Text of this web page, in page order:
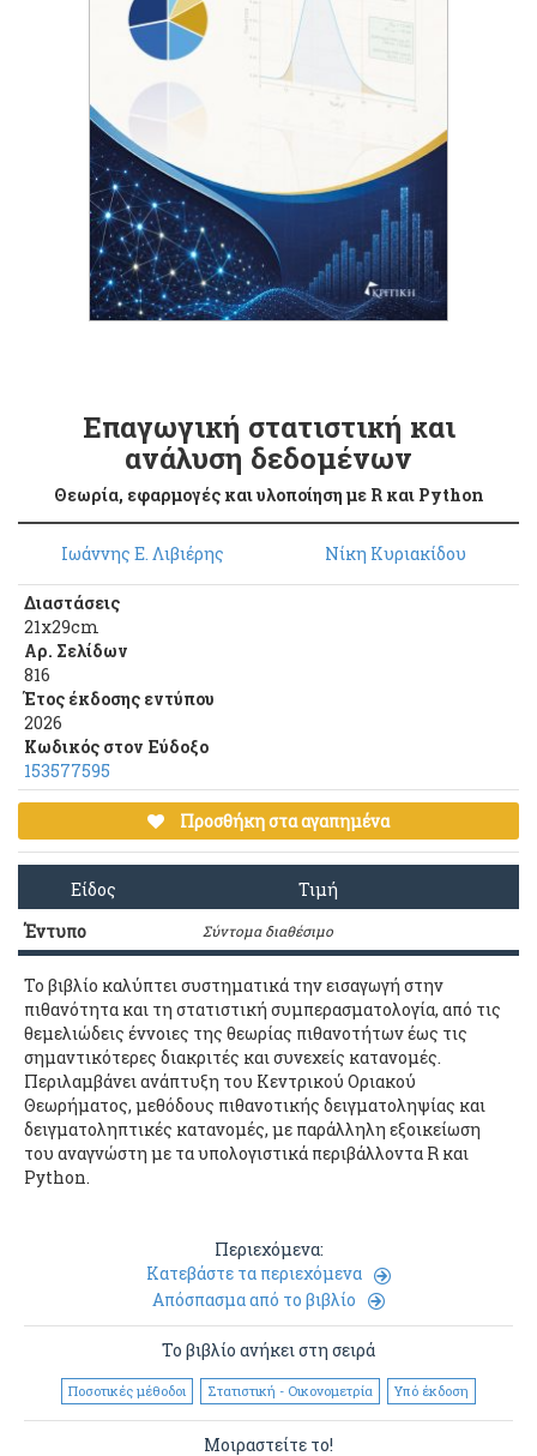
Επαγωγική στατιστική και
ανάλυση δεδομένων
Θεωρία, εφαρμογές και υλοποίηση με R και Python
Ιωάννης Ε. Λιβιέρης Νίκη Κυριακίδου
Διαστάσεις
21x29cm
Αρ. Σελίδων
816
Έτος έκδοσης εντύπου
2026
Κωδικός στον Εύδοξο
153577595
Προσθήκη στα αγαπημένα
Είδος
Τιμή
Έντυπο
Σύντομα διαθέσιμο
Το βιβλίο καλύπτει συστηματικά την εισαγωγή στην
πιθανότητα και τη στατιστική συμπερασματολογία, από τις
θεμελιώδεις έννοιες της θεωρίας πιθανοτήτων έως τις
σημαντικότερες διακριτές και συνεχείς κατανομές.
Περιλαμβάνει ανάπτυξη του Κεντρικού Οριακού
Θεωρήματος, μεθόδους πιθανοτικής δειγματοληψίας και
δειγματοληπτικές κατανομές, με παράλληλη εξοικείωση
του αναγνώστη με τα υπολογιστικά περιβάλλοντα R και
Python.
Περιεχόμενα:
Κατεβάστε τα περιεχόμενα
Απόσπασμα από το βιβλίο
Το βιβλίο ανήκει στη σειρά
Ποσοτικές μέθοδοι Στατιστική - Οικονομετρία Υπό έκδοση
Μοιραστείτε το!